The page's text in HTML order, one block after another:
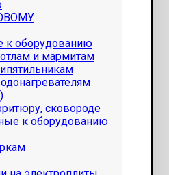
оборудованию
и мармитам
сковороде
к оборудованию